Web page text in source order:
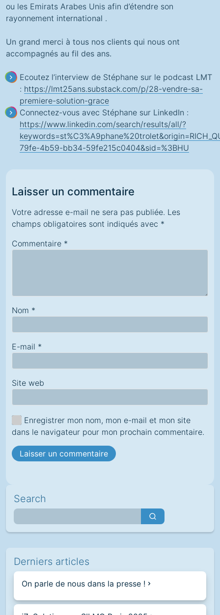
ou les Emirats Arabes Unis afin d’étendre son
rayonnement international .
Un grand merci à tous nos clients qui nous ont
accompagnés au fil des ans.
Ecoutez l’interview de Stéphane sur le podcast LMT
: https://lmt25ans.substack.com/p/28-vendre-sa-
premiere-solution-grace
Connectez-vous avec Stéphane sur LinkedIn :
https://www.linkedin.com/search/results/all/?
79fe-4b59-bb34-59fe215c0404&sid=%3BHU
Laisser un commentaire
Votre adresse e-mail ne sera pas publiée. Les
champs obligatoires sont indiqués avec *
Commentaire *
Nom *
E-mail *
Site web
Enregistrer mon nom, mon e-mail et mon site
dans le navigateur pour mon prochain commentaire.
Search
Derniers articles
On parle de nous dans la presse !